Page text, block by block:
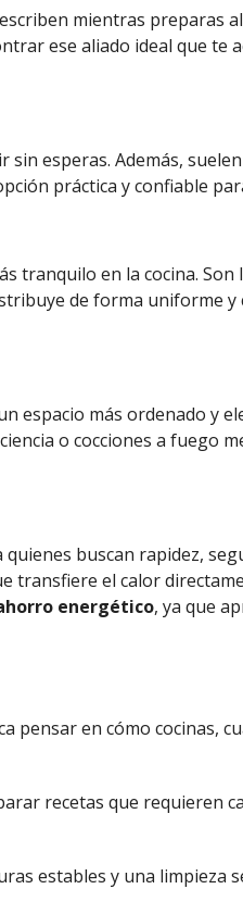
mientras preparas
ese aliado ideal que te
esperas. Además,
práctica y confiable
en la cocina. Son
de forma uniforme y
espacio más ordenado y
o cocciones a fuego
buscan rapidez,
transfiere el calor
energético, ya que
pensar en cómo cocinas,
recetas que requieren
estables y una limpieza